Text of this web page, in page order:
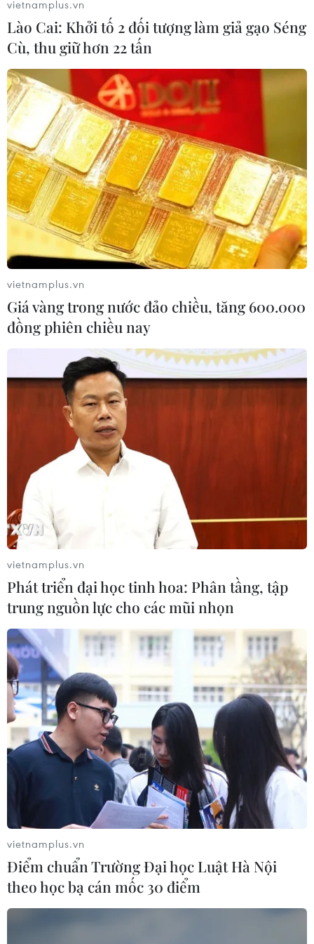
Quan chức Cuba và Mỹ đối thoại về vấn đề
dịch vụ di trú và lãnh sự
10/11/2022 02:19
Tại cuộc làm việc với hai quan chức cấp cao của Chính
phủ Mỹ, Thứ trưởng Ngoại giao Cuba nhấn mạnh tầm
quan trọng của việc nối lại đầy đủ các dịch vụ di trú và
lãnh sự tại Đại sứ quán Mỹ ở La Habana.
vietnamplus.vn
Lào Cai: Khởi tố 2 đối tượng làm giả gạo Séng
Cù, thu giữ hơn 22 tấn
vietnamplus.vn
Giá vàng trong nước đảo chiều, tăng 600.000
đồng phiên chiều nay
vietnamplus.vn
Phát triển đại học tinh hoa: Phân tầng, tập
trung nguồn lực cho các mũi nhọn
vietnamplus.vn
Điểm chuẩn Trường Đại học Luật Hà Nội
theo học bạ cán mốc 30 điểm